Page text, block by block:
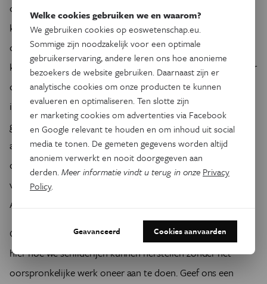
over de gemene delers tussen wetenschappers en
kunstenaars, zoals verwondering, een scherpe observatie,
originaliteit en toeval. Van Tendeloo ziet mediafiguren en
kunstenaars in het bijzonder als ideale woordvoerders voor
de duurzame economie waar wetenschappers en
ingenieurs aan bouwen. ‘Wetenschappers staan nog te veel
geïsoleerd. Ze moeten kunstenaars, artiesten, filmmakers,
auteurs en muzikanten overtuigen van hun ideeën over een
duurzame wereld. Publieke figuren kunnen het bewustzijn
van het brede publiek veranderen. Kijk maar wat de Live
Aid-campagne van Bob Geldof in 1985 teweegbracht.’
Omgekeerd dienen materiaalfysici ook kunst. ‘We kijken
hier hoe we schilderijen kunnen herstellen zonder het
oorspronkelijke werk oneer aan te doen. Geef ons een
Welke cookies gebruiken we en waarom?
We gebruiken cookies op eoswetenschap.eu.
Sommige zijn noodzakelijk voor een optimale
gebruikerservaring, andere leren ons hoe anonieme
bezoekers de website gebruiken. Daarnaast zijn er
analytische cookies om onze producten te kunnen
evalueren en optimaliseren. Ten slotte zijn
er marketing cookies om advertenties via Facebook
en Google relevant te houden en om inhoud uit social
media te tonen. De gemeten gegevens worden altijd
anoniem verwerkt en nooit doorgegeven aan
derden.Meer informatie vindt u terug in onze Privacy
Policy.
Geavanceerd Cookies aanvaarden